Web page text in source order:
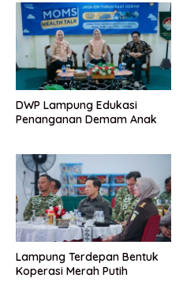
DWP Lampung Edukasi
Penanganan Demam Anak
Lampung Terdepan Bentuk
Koperasi Merah Putih